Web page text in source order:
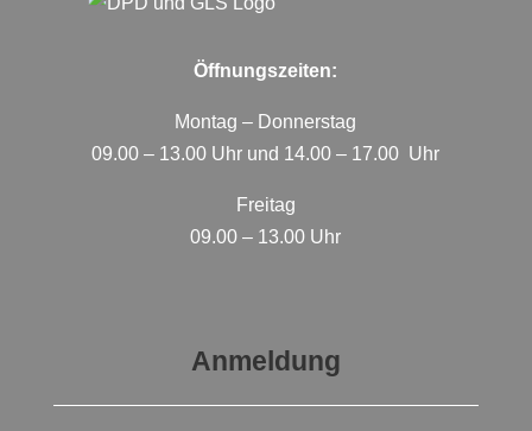
Öffnungszeiten:
Montag – Donnerstag
09.00 – 13.00 Uhr und 14.00 – 17.00 Uhr
Freitag
09.00 – 13.00 Uhr
Anmeldung